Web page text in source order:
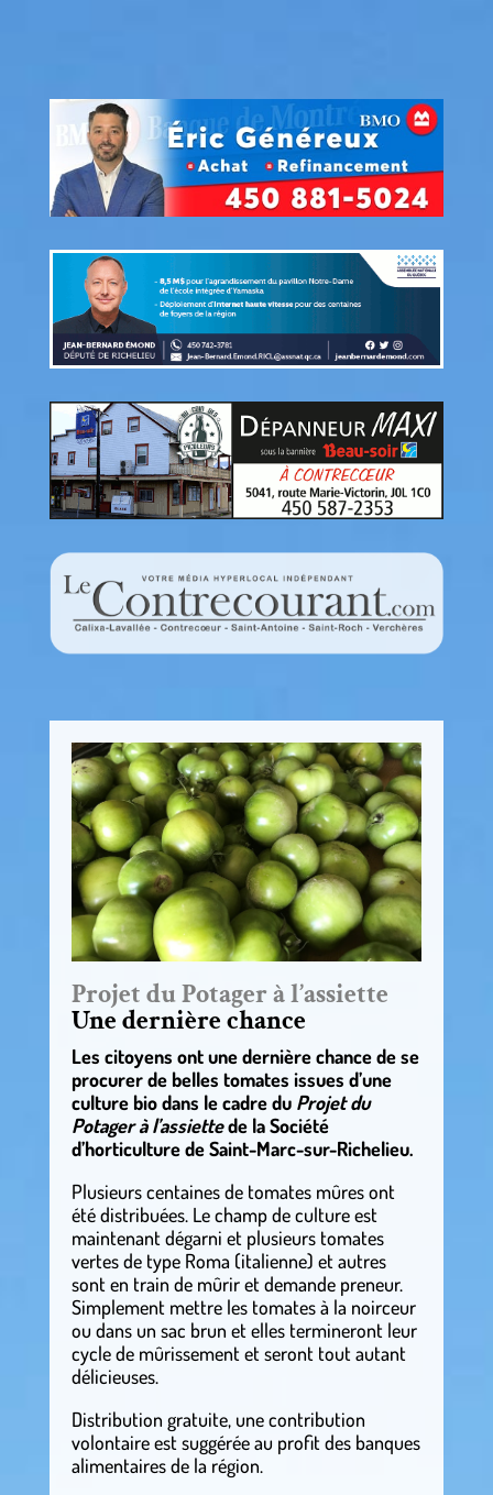
Projet du Potager à l’assiette
Une dernière chance
Les citoyens ont une dernière chance de se
procurer de belles tomates issues d’une
culture bio dans le cadre du Projet du
Potager à l’assiettede la Société
d’horticulture de Saint-Marc-sur-Richelieu.
Plusieurs centaines de tomates mûres ont
été distribuées. Le champ de culture est
maintenant dégarni et plusieurs tomates
vertes de type Roma (italienne) et autres
sont en train de mûrir et demande preneur.
Simplement mettre les tomates à la noirceur
ou dans un sac brun et elles termineront leur
cycle de mûrissement et seront tout autant
délicieuses.
Distribution gratuite, une contribution
volontaire est suggérée au profit des banques
alimentaires de la région.